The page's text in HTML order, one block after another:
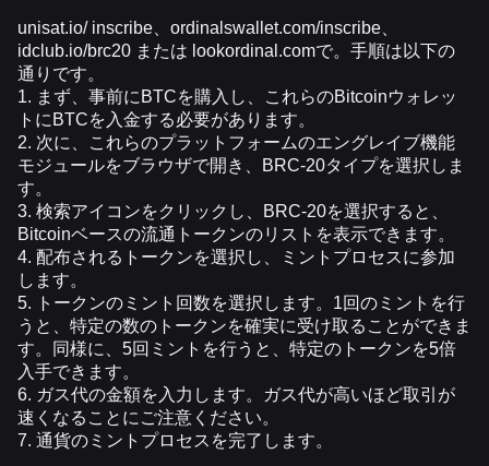
unisat.io/ inscribe ordinalswallet.com/inscribe
idclub.io/brc20 または lookordinal.comで。手順は以下の
通りです。
1. まず、事前に BTCを購入し、これらのBitcoinウォレッ
トに BTCを入金する必要があります。
2. 次に、これらのプラットフォームのエングレイブ機能
モジュールをブラウザで開き、
BRC-20タイプを選択しま
す。
3. 検索アイコンをクリックし、 BRC-20を選択すると、
Bitcoinベースの流通トークンのリストを表示できます。
4. 配布されるトークンを選択し、ミントプロセスに参加
します。
5.
トークンのミント回数を選択します。 1回のミントを行
うと、特定の数のトークンを確実に受け取ることができま
す。同様に、 5回ミントを行うと、特定のトークンを5倍
入手できます。
6. ガス代の金額を入力します。ガス代が高いほど取引が
速くなることにご注意ください。
7. 通貨のミントプロセスを完了します。